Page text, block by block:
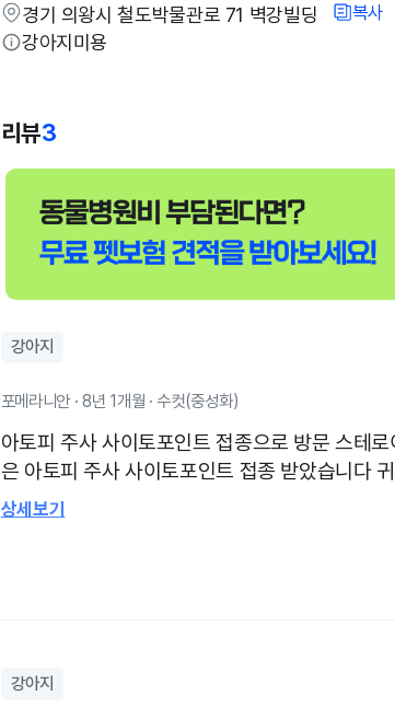
경기 의왕시 철도박물관로 71 벽강빌딩
복사
강아지미용
리뷰3
강아지
포메라니안 · 8년 1개월 · 수컷(중성화)
아토피 주사 사이토포인트 접종으로 방문 스테
은 아토피 주사 사이토포인트 접종 받았습니다
토피가 심한 부분도 같이 진료 봐주시고 원장님
나와보시진 않는것 같아요 주로 한가한 시간에
상세보기
강아지